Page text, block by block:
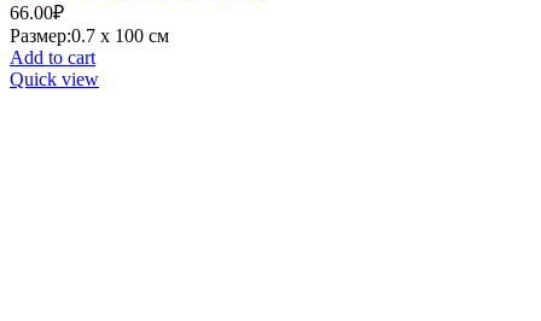
66.00₽
Размер:0.7 х 100 см
Add to cart
Quick view